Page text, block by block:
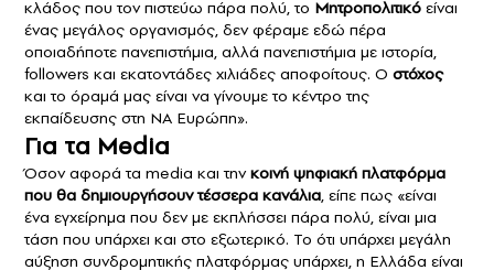
κλάδος που τον πιστεύω πάρα πολύ, το Μητροπολιτικό είναι
ένας μεγάλος οργανισμός, δεν φέραμε εδώ πέρα
οποιαδήποτε πανεπιστήμια, αλλά πανεπιστήμια με ιστορία,
followers και εκατοντάδες χιλιάδες αποφοίτους. Ο στόχος
και το όραμά μας είναι να γίνουμε το κέντρο της
εκπαίδευσης στη ΝΑ Ευρώπη».
Για τα Media
Όσον αφορά τα media και τηνκοινή ψηφιακή πλατφόρμα
που θα δημιουργήσουν τέσσερα κανάλια, είπε πως «είναι
ένα εγχείρημα που δεν με εκπλήσσει πάρα πολύ, είναι μια
τάση που υπάρχει και στο εξωτερικό. Το ότι υπάρχει μεγάλη
αύξηση συνδρομητικής πλατφόρμας υπάρχει, η Ελλάδα είναι